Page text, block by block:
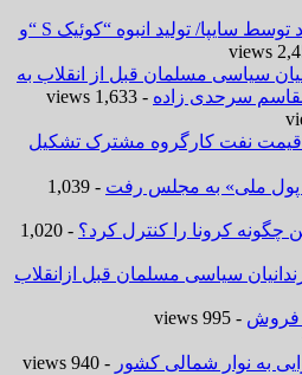
معرفی ۲ محصول جدید توسط سایپا/ تولید انبوه “کوئیک S “و
سیاسی مسلمان قبل از انقلاب به
سرحدی زاده - 1,633 views
قیمت نفت کارگروه مشترک تشکیل
- 1,039
چگونه کرونا را کنترل کرد؟
- 1,020
سیاسی مسلمان قبل ازانقلاب
فروش - 995 views
به نوار شمالی کشور - 940 views